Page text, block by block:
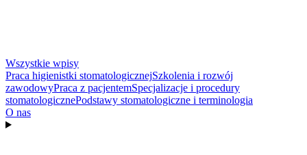
Wszystkie wpisy
Praca higienistki stomatologicznejSzkolenia i rozwój
zawodowyPraca z pacjentemSpecjalizacje i procedury
stomatologicznePodstawy stomatologiczne i terminologia
O nas